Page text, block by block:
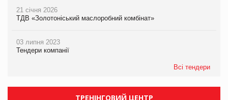
21 січня 2026
ТДВ «Золотоніський маслоробний комбінат»
03 липня 2023
Тендери компанії
Всі тендери
ТРЕНІНГОВИЙ ЦЕНТР